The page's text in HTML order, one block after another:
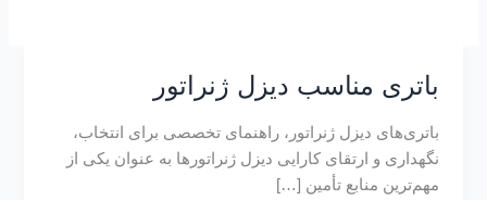
باتری مناسب دیزل ژنراتور
باتری‌های دیزل ژنراتور، راهنمای تخصصی برای انتخاب،
نگهداری و ارتقای کارایی دیزل ژنراتورها به عنوان یکی از
مهم‌ترین منابع تأمین […]